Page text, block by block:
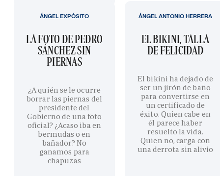
LA FOTO DE PEDRO
SÁNCHEZ SIN
PIERNAS
¿A quién se le ocurre
borrar las piernas del
presidente del
Gobierno de una foto
oficial? ¿Acaso iba en
bermudas o en
bañador? No
ganamos para
chapuzas
ÁNGEL EXPÓSITO
EL BIKINI, TALLA
DE FELICIDAD
El bikini ha dejado de
ser un jirón de baño
para convertirse en
un certificado de
éxito. Quien cabe en
él parece haber
resuelto la vida.
Quien no, carga con
una derrota sin alivio
ÁNGEL ANTONIO HERRERA